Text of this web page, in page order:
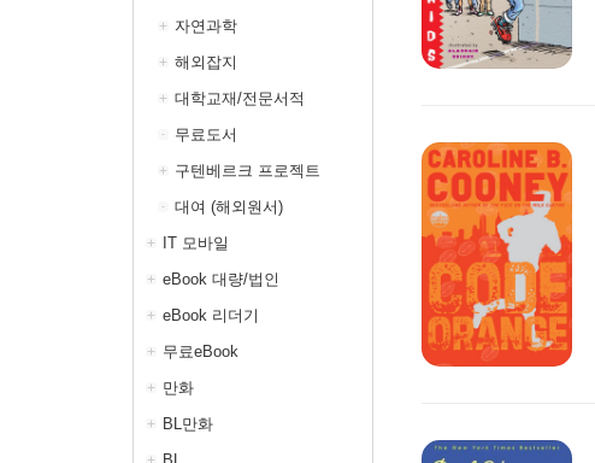
자연과학
해외잡지
대학교재/전문서적
무료도서
구텐베르크 프로젝트
대여 (해외원서)
IT 모바일
eBook 대량/법인
eBook 리더기
무료eBook
만화
BL만화